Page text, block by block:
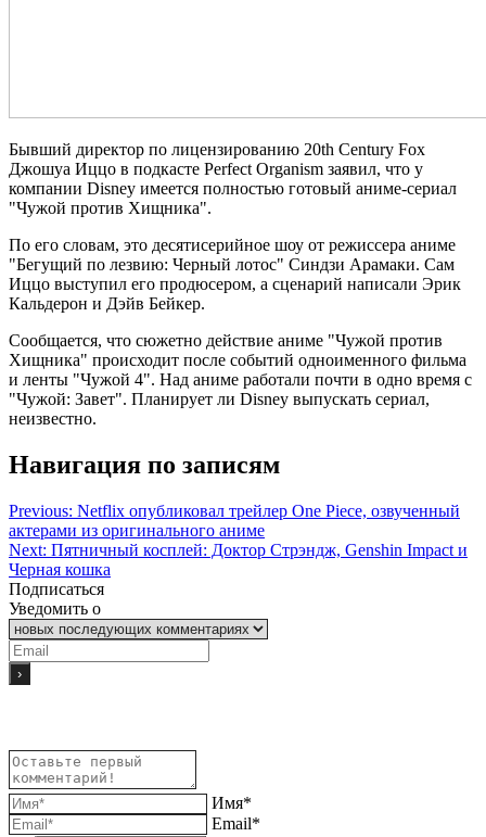
Бывший директор по лицензированию 20th Century Fox
Джошуа Иццо в подкасте Perfect Organism заявил, что у
компании Disney имеется полностью готовый аниме-сериал
"Чужой против Хищника".
По его словам, это десятисерийное шоу от режиссера аниме
"Бегущий по лезвию: Черный лотос" Синдзи Арамаки. Сам
Иццо выступил его продюсером, а сценарий написали Эрик
Кальдерон и Дэйв Бейкер.
Сообщается, что сюжетно действие аниме "Чужой против
Хищника" происходит после событий одноименного фильма
и ленты "Чужой 4". Над аниме работали почти в одно время с
"Чужой: Завет". Планирует ли Disney выпускать сериал,
неизвестно.
Навигация по записям
Previous: Netflix опубликовал трейлер One Piece, озвученный
актерами из оригинального аниме
Next: Пятничный косплей: Доктор Стрэндж, Genshin Impact и
Черная кошка
Подписаться
Уведомить о
Имя*
Email*